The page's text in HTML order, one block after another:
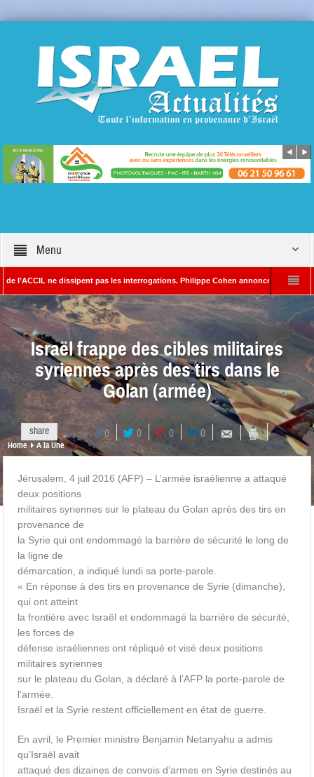
Menu
ne dissipent pas les interrogations. Philippe Cohen annonce se réserver le
– Rédacteur en chef d’Israël Actualités L’Iran menace de frapper Tel-Aviv
Israël frappe des cibles militaires
syriennes après des tirs dans le
Golan (armée)
share 0 0 0 0
Home A la Une
Jérusalem, 4 juil 2016 (AFP) – L’armée israélienne a attaqué
deux positions
militaires syriennes sur le plateau du Golan après des tirs en
provenance de
la Syrie qui ont endommagé la barrière de sécurité le long de
la ligne de
démarcation, a indiqué lundi sa porte-parole.
« En réponse à des tirs en provenance de Syrie (dimanche),
qui ont atteint
la frontière avec Israël et endommagé la barrière de sécurité,
les forces de
défense israéliennes ont répliqué et visé deux positions
militaires syriennes
sur le plateau du Golan, a déclaré à l’AFP la porte-parole de
l’armée.
Israël et la Syrie restent officiellement en état de guerre.
En avril, le Premier ministre Benjamin Netanyahu a admis
qu’Israël avait
attaqué des dizaines de convois d’armes en Syrie destinés au